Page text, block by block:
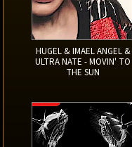
HUGEL & IMAEL ANGEL &
ULTRA NATE - MOVIN' TO
THE SUN